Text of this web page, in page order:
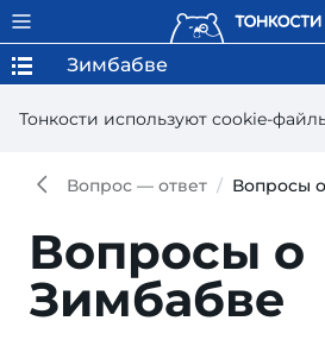
Тонкости используют сookie-
Зимбабве
Вопрос — ответ Вопросы
Вопросы о
Зимбабве